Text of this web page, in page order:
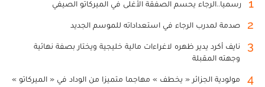
1 رسميا..الرجاء يحسم الصفقة الأغلى في الميركاتو الصيفي
2 صدمة لمدرب الرجاء في استعداداته للموسم الجديد
3
نايف أكرد يدير ظهره لاغراءات مالية خليجية ويختار بصفة نهائية
وجهته المقبلة
4 مولودية الجزائر « يخطف » مهاجما متميزا من الوداد في « الميركاتو »